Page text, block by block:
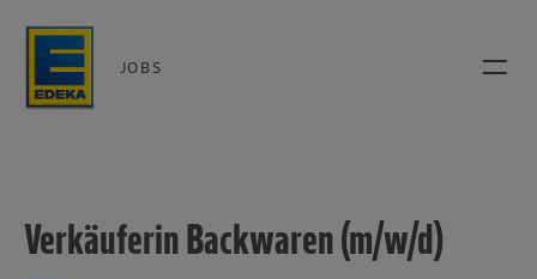
JOBS
Verkäuferin Backwaren (m/w/d)